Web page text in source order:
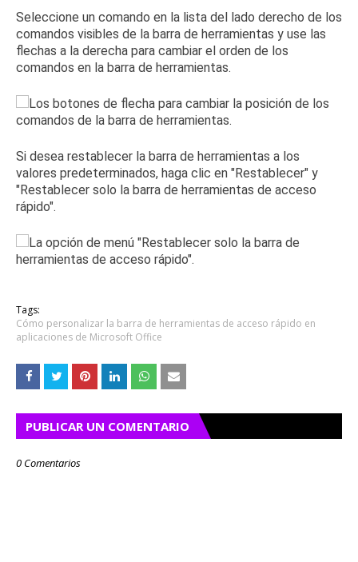
Seleccione un comando en la lista del lado derecho de los
comandos visibles de la barra de herramientas y use las
flechas a la derecha para cambiar el orden de los
comandos en la barra de herramientas.
Si desea restablecer la barra de herramientas a los
valores predeterminados, haga clic en "Restablecer" y
"Restablecer solo la barra de herramientas de acceso
rápido".
Tags:
Cómo personalizar la barra de herramientas de acceso rápido en
aplicaciones de Microsoft Office
PUBLICAR UN COMENTARIO
0 Comentarios